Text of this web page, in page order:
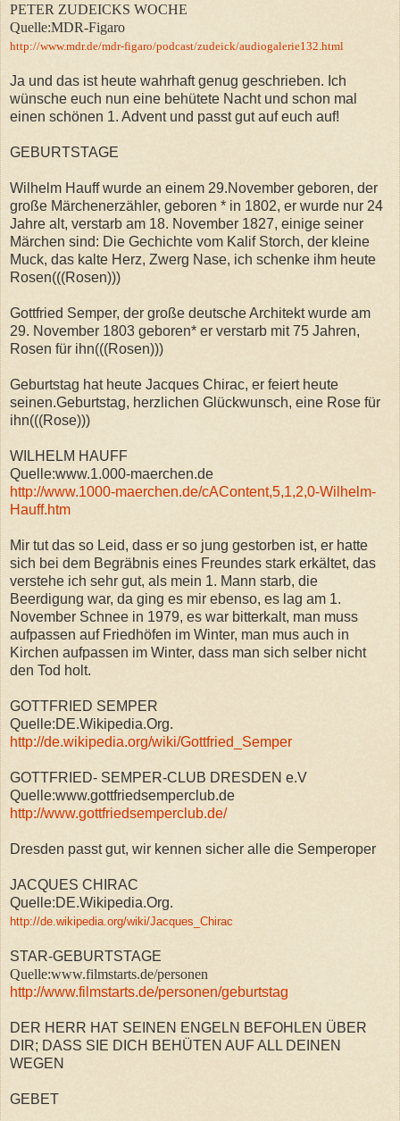
PETER ZUDEICKS WOCHE
Quelle:MDR-Figaro
http://www.mdr.de/mdr-figaro/podcast/zudeick/audiogalerie132.html
Ja und das ist heute wahrhaft genug geschrieben. Ich
wünsche euch nun eine behütete Nacht und schon mal
einen schönen 1. Advent und passt gut auf euch auf!
GEBURTSTAGE
Wilhelm Hauff wurde an einem 29.November geboren, der
große Märchenerzähler, geboren * in 1802, er wurde nur 24
Jahre alt, verstarb am 18. November 1827, einige seiner
Märchen sind: Die Gechichte vom Kalif Storch, der kleine
Muck, das kalte Herz, Zwerg Nase, ich schenke ihm heute
Rosen(((Rosen)))
Gottfried Semper, der große deutsche Architekt wurde am
29. November 1803 geboren* er verstarb mit 75 Jahren,
Rosen für ihn(((Rosen)))
Geburtstag hat heute Jacques Chirac, er feiert heute
seinen.Geburtstag, herzlichen Glückwunsch, eine Rose für
ihn(((Rose)))
WILHELM HAUFF
Quelle:www.1.000-maerchen.de
http://www.1000-maerchen.de/cAContent,5,1,2,0-Wilhelm-
Hauff.htm
Mir tut das so Leid, dass er so jung gestorben ist, er hatte
sich bei dem Begräbnis eines Freundes stark erkältet, das
verstehe ich sehr gut, als mein 1. Mann starb, die
Beerdigung war, da ging es mir ebenso, es lag am 1.
November Schnee in 1979, es war bitterkalt, man muss
aufpassen auf Friedhöfen im Winter, man mus auch in
Kirchen aufpassen im Winter, dass man sich selber nicht
den Tod holt.
GOTTFRIED SEMPER
Quelle:DE.Wikipedia.Org.
http://de.wikipedia.org/wiki/Gottfried_Semper
GOTTFRIED- SEMPER-CLUB DRESDEN e.V
Quelle:www.gottfriedsemperclub.de
http://www.gottfriedsemperclub.de/
Dresden passt gut, wir kennen sicher alle die Semperoper
JACQUES CHIRAC
Quelle:DE.Wikipedia.Org.
http://de.wikipedia.org/wiki/Jacques_Chirac
STAR-GEBURTSTAGE
Quelle:www.filmstarts.de/personen
http://www.filmstarts.de/personen/geburtstag
DER HERR HAT SEINEN ENGELN BEFOHLEN ÜBER
DIR; DASS SIE DICH BEHÜTEN AUF ALL DEINEN
WEGEN
GEBET